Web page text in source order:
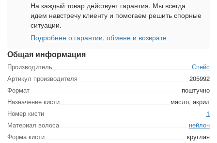
Общая информация
Производитель
Спейс
Артикул производителя
205992
Формат
поштучно
Назначение кисти
масло, акрил
Номер кисти
1
Материал волоса
нейлон
Форма кисти
круглая
На каждый товар действует гарантия. Мы всегда
идем навстречу клиенту и помогаем решить спорные
ситуации.
Подробнее о гарантии, обмене и возврате